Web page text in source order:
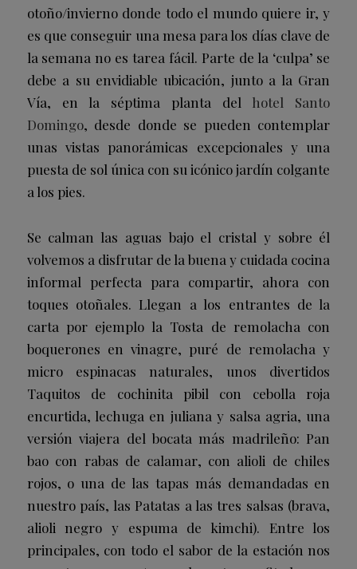
otoño/invierno donde todo el mundo quiere ir, y
es que conseguir una mesa para los días clave de
la semana no es tarea fácil. Parte de la ‘culpa’ se
debe a su envidiable ubicación, junto a la Gran
Vía, en la séptima planta del hotel Santo
Domingo, desde donde se pueden contemplar
unas vistas panorámicas excepcionales y una
puesta de sol única con su icónico jardín colgante
a los pies.
Se calman las aguas bajo el cristal y sobre él
volvemos a disfrutar de la buena y cuidada cocina
informal perfecta para compartir, ahora con
toques otoñales. Llegan a los entrantes de la
carta por ejemplo la Tosta de remolacha con
boquerones en vinagre, puré de remolacha y
micro espinacas naturales, unos divertidos
Taquitos de cochinita pibil con cebolla roja
encurtida, lechuga en juliana y salsa agria, una
versión viajera del bocata más madrileño: Pan
bao con rabas de calamar, con alioli de chiles
rojos, o una de las tapas más demandadas en
nuestro país, las Patatas a las tres salsas (brava,
alioli negro y espuma de kimchi). Entre los
principales, con todo el sabor de la estación nos